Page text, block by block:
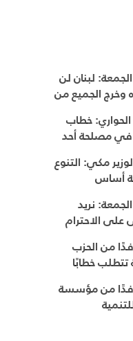
لبنان لن
وخرج الجميع من
خطاب
في مصلحة أحد
مكي: التنوع
أساس
العلامة فضل الله في خطبة الجمعة: نريد
على الاحترام
من الحزب
تتطلب خطابًا
من مؤسسة